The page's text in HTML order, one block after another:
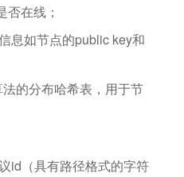
否在线；
息如节点的public key和
法的分布哈希表，用于节
id（具有路径格式的字符